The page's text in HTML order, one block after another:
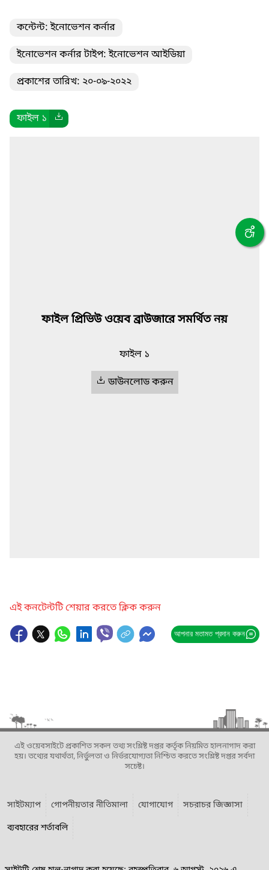
কন্টেন্ট: ইনোভেশন কর্নার
ইনোভেশন কর্নার টাইপ: ইনোভেশন আইডিয়া
প্রকাশের তারিখ: ২০-০৯-২০২২
ফাইল ১
ফাইল প্রিভিউ ওয়েব ব্রাউজারে সমর্থিত নয়
ফাইল ১
ডাউনলোড করুন
এই কনটেন্টটি শেয়ার করতে ক্লিক করুন
আপনার মতামত প্রদান করুন
এই ওয়েবসাইটে প্রকাশিত সকল তথ্য সংশ্লিষ্ট দপ্তর কর্তৃক নিয়মিত হালনাগাদ করা
হয়। তথ্যের যথার্থতা, নির্ভুলতা ও নির্ভরযোগ্যতা নিশ্চিত করতে সংশ্লিষ্ট দপ্তর সর্বদা
সচেষ্ট।
সাইটম্যাপ গোপনীয়তার নীতিমালা যোগাযোগ
সচরাচর জিজ্ঞাসা
ব্যবহারের শর্তাবলি